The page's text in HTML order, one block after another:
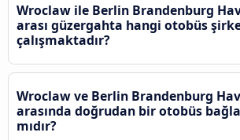
Wroclaw ile Berlin Brandenburg
arası güzergahta hangi otobüs
çalışmaktadır?
Wroclaw ve Berlin Brandenburg
arasında doğrudan bir otobüs
mıdır?